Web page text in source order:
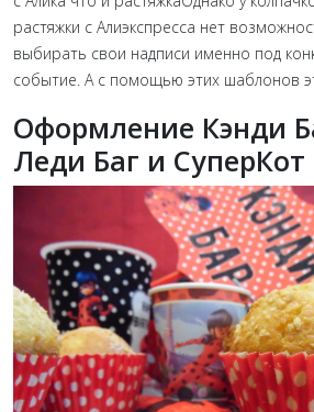
растяжки с Алиэкспресса нет
выбирать свои надписи именно под
событие. А с помощью этих шаблонов
Оформление Кэнди
Леди Баг и СуперКот